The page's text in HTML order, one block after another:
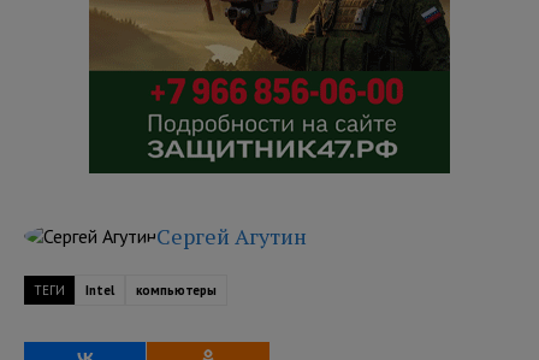
Сергей Агутин
ТЕГИ Intel компьютеры